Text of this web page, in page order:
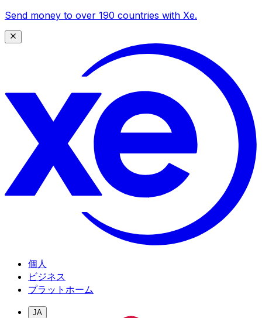
Send money to over 190 countries with Xe.
個人
ビジネス
プラットホーム
JA